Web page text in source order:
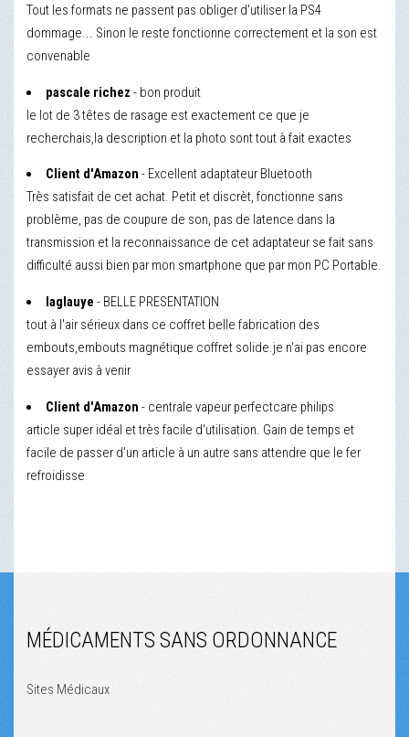
Tout les formats ne passent pas obliger d'utiliser la PS4
dommage... Sinon le reste fonctionne correctement et la son est
convenable
pascale richez - bon produit
le lot de 3 têtes de rasage est exactement ce que je
recherchais,la description et la photo sont tout à fait exactes
Client d'Amazon - Excellent adaptateur Bluetooth
Très satisfait de cet achat. Petit et discrèt, fonctionne sans
problème, pas de coupure de son, pas de latence dans la
transmission et la reconnaissance de cet adaptateur se fait sans
difficulté aussi bien par mon smartphone que par mon PC Portable.
laglauye - BELLE PRESENTATION
tout à l'air sérieux dans ce coffret belle fabrication des
embouts,embouts magnétique coffret solide.je n'ai pas encore
essayer avis à venir
Client d'Amazon - centrale vapeur perfectcare philips
article super idéal et très facile d'utilisation. Gain de temps et
facile de passer d'un article à un autre sans attendre que le fer
refroidisse
MÉDICAMENTS SANS ORDONNANCE
Sites Médicaux